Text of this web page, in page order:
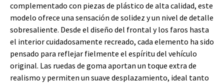
complementado con piezas de plástico de alta calidad, este
modelo ofrece una sensación de solidez y un nivel de detalle
sobresaliente. Desde el diseño del frontal y los faros hasta
el interior cuidadosamente recreado, cada elemento ha sido
pensado para reflejar fielmente el espíritu del vehículo
original. Las ruedas de goma aportan un toque extra de
realismo y permiten un suave desplazamiento, ideal tanto